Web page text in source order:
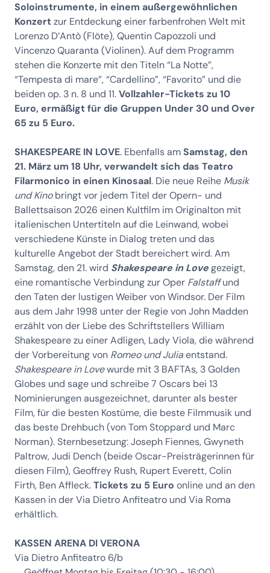
Soloinstrumente, in einem außergewöhnlichen
Konzertzur Entdeckung einer farbenfrohen Welt mit
Lorenzo D’Antò (Flöte), Quentin Capozzoli und
Vincenzo Quaranta (Violinen). Auf dem Programm
stehen die Konzerte mit den Titeln “La Notte”,
“Tempesta di mare”, “Cardellino”, “Favorito” und die
beiden op. 3 n. 8 und 11.Vollzahler-Tickets zu 10
Euro, ermäßigt für die Gruppen Under 30 und Over
65 zu 5 Euro.
SHAKESPEARE IN LOVE. Ebenfalls amSamstag, den
21. März um 18 Uhr, verwandelt sich das Teatro
Filarmonico in einen Kinosaal. Die neue Reihe Musik
und Kinobringt vor jedem Titel der Opern- und
Ballettsaison 2026 einen Kultfilm im Originalton mit
italienischen Untertiteln auf die Leinwand, wobei
verschiedene Künste in Dialog treten und das
kulturelle Angebot der Stadt bereichert wird. Am
Samstag, den 21. wird Shakespeare in Lovegezeigt,
eine romantische Verbindung zur Oper Falstaffund
den Taten der lustigen Weiber von Windsor. Der Film
aus dem Jahr 1998 unter der Regie von John Madden
erzählt von der Liebe des Schriftstellers William
Shakespeare zu einer Adligen, Lady Viola, die während
der Vorbereitung von Romeo und Juliaentstand.
Shakespeare in Lovewurde mit 3 BAFTAs, 3 Golden
Globes und sage und schreibe 7 Oscars bei 13
Nominierungen ausgezeichnet, darunter als bester
Film, für die besten Kostüme, die beste Filmmusik und
das beste Drehbuch (von Tom Stoppard und Marc
Norman). Sternbesetzung: Joseph Fiennes, Gwyneth
Paltrow, Judi Dench (beide Oscar-Preisträgerinnen für
diesen Film), Geoffrey Rush, Rupert Everett, Colin
Firth, Ben Affleck.Tickets zu 5 Euro online und an den
Kassen in der Via Dietro Anfiteatro und Via Roma
erhältlich.
KASSEN ARENA DI VERONA
Via Dietro Anfiteatro 6/b